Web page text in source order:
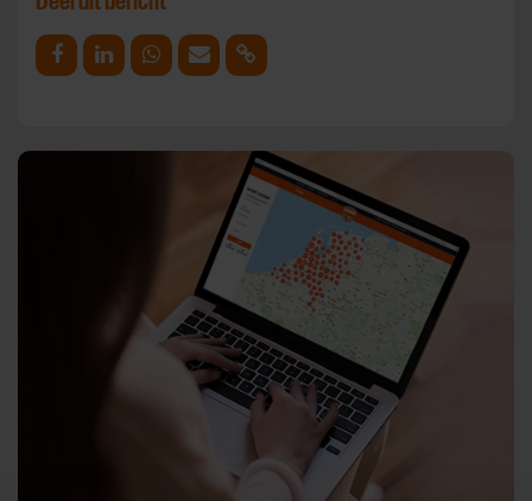
Deel op Facebook
Deel op LinkedinDeel op Whatsapp
Mail link Kopieer link